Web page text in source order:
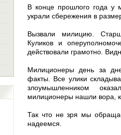
В конце прошлого года у
украли сбережения в
Вызвали милицию.
Куликов и
действовали грамотно.
Милиционеры день за
факты. Все улики
злоумышленником
милиционеры нашли вора,
Так что не зря мы
надеемся.